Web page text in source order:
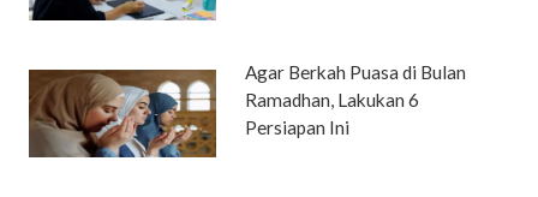
Agar Berkah Puasa di Bulan
Ramadhan, Lakukan 6
Persiapan Ini